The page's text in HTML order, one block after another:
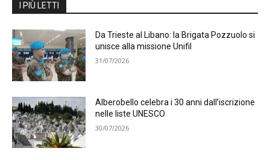
I PIÙ LETTI
Da Trieste al Libano: la Brigata Pozzuolo si
unisce alla missione Unifil
31/07/2026
Alberobello celebra i 30 anni dall’iscrizione
nelle liste UNESCO
30/07/2026